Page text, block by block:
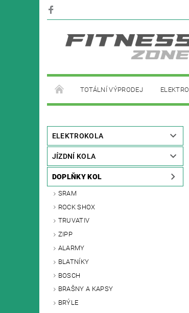
TOTÁLNÍ VÝPRODEJ
ELEKTROKOLA
JÍZDNÍ KOLA
DOPLŇKY KOL
SRAM
ROCK SHOX
TRUVATIV
ZIPP
ALARMY
BLATNÍKY
BOSCH
BRAŠNY A KAPSY
BRÝLE